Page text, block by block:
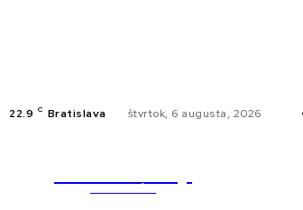
22.9 C Bratislava štvrtok, 6 augusta, 2026